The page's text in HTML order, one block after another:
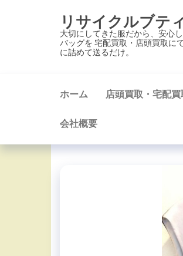
リサイクルブテ
大切にしてきた服だから、安心
バッグを 宅配買取・店頭買取に
に詰めて送るだけ。
ホーム 店頭買取・宅配
会社概要